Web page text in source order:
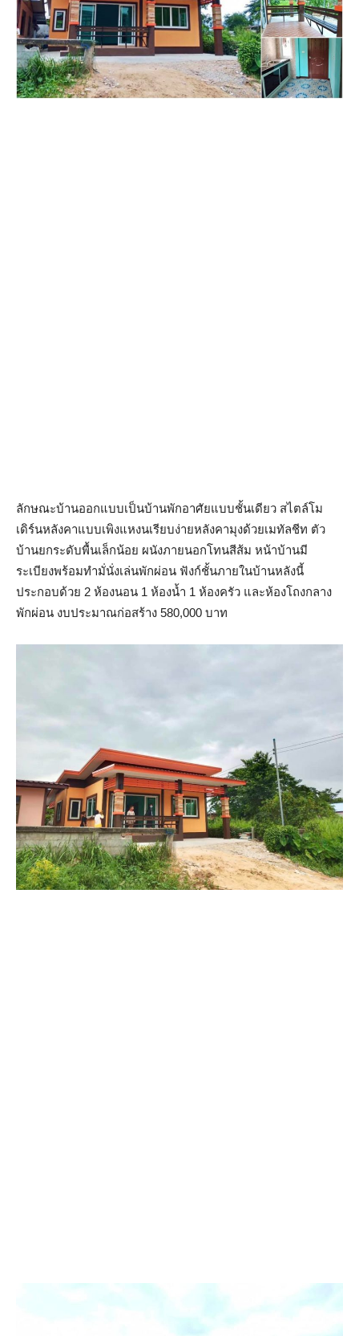
ลักษณะบ้านออกแบบเป็นบ้านพักอาศัยแบบชั้นเดียว สไตล์โม
เดิร์นหลังคาแบบเพิงแหงนเรียบง่ายหลังคามุงด้วยเมทัลชีท ตัว
บ้านยกระดับพื้นเล็กน้อย ผนังภายนอกโทนสีส้ม หน้าบ้านมี
ระเบียงพร้อมทำมั่นั่งเล่นพักผ่อน ฟังก์ชั้นภายในบ้านหลังนี้
ประกอบด้วย 2 ห้องนอน 1 ห้องน้ำ 1 ห้องครัว และห้องโถงกลาง
พักผ่อน งบประมาณก่อสร้าง 580,000 บาท